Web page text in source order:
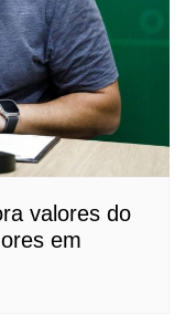
valores do
em